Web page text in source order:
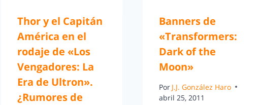
Thor y el Capitán
América en el
rodaje de «Los
Vengadores: La
Era de Ultron».
¿Rumores de
Banners de
«Transformers:
Dark of the
Moon»
Por J.J. González Haro
abril 25, 2011